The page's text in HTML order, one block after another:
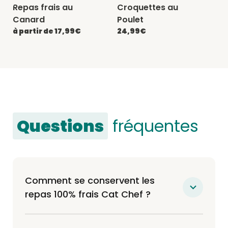
-20% avec CATCHEF20
Repas frais au
Canard
à partir de 17,99€
-20% avec CATCHEF20
Croquettes au
Poulet
24,99€
Questions fréquentes
Comment se conservent les
repas 100% frais Cat Chef ?